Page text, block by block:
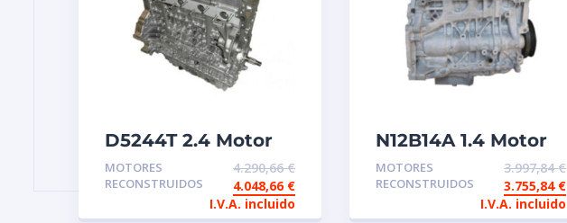
D5244T 2.4 Motor
de intercambio
reconstruido Volvo
MOTORES
RECONSTRUIDOS
4.290,66€
4.048,66 €
I.V.A. incluido
N12B14A 1.4 Motor
reconstruido de
intercambio
MOTORES
RECONSTRUIDOS
3.997,84€
3.755,84 €
I.V.A. incluido